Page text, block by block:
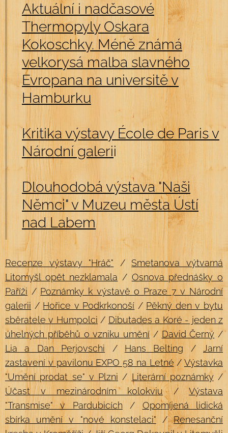
Aktuální i nadčasové
Thermopyly Oskara
Kokoschky. Méně známá
velkorysá malba slavného
Evropana na universitě v
Hamburku
Kritika výstavy Écolede Paris v
Národní galerii
Dlouhodobá výstava "Naši
Němci" v Muzeu města Ústí
nad Labem
Recenze výstavy "Hráč"/Smetanova výtvarná
Litomyšl opět nezklamala/ Osnova přednášky o
Paříži /Poznámky k výstavě o Praze 7 v Národní
galerii /Hořice v Podkrkonoší / Pěkný den v bytu
sběratele v Humpolci / Dibutades a Koré - jeden z
úhelných příběhů o vzniku umění/David Černý /
Lia a Dan Perjovschi/ Hans Belting/ Jarní
zastavení v pavilonu EXPO 58 na Letné/Výstavka
"Umění prodat se" v Plzni /Literární poznámky/
Účast v mezinárodním kolokviu/Výstava
"Transmise" v Pardubicích/Opomíjená lidická
sbírka umění v "nové konstelaci"/Renesanční